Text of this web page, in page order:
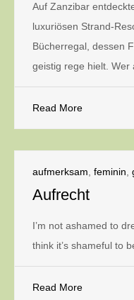
Auf Zanzibar
luxuriösen Strand-
Bücherregal, dessen
geistig rege hielt.
Read More
aufmerksam feminin
Aufrecht
I’m not ashamed to
think it’s shameful to
Read More